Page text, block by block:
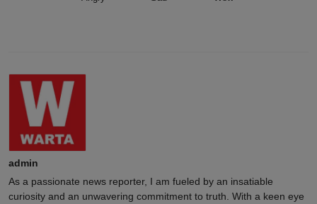
admin
As a passionate news reporter, I am fueled by an insatiable
curiosity and an unwavering commitment to truth. With a keen eye